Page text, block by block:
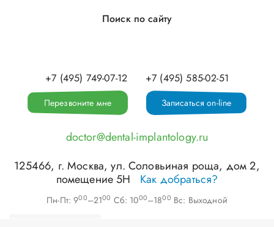
Поиск по сайту
+7 (495) 749-07-12 +7 (495) 585-02-51
Перезвоните мне Записаться on-line
doctor@dental-implantology.ru
125466, г.Москва,ул. Соловьиная роща, дом 2,
помещение 5Н
Как добраться?
Пн-Пт: 900–2100 Сб: 1000–1800 Вс: Выходной